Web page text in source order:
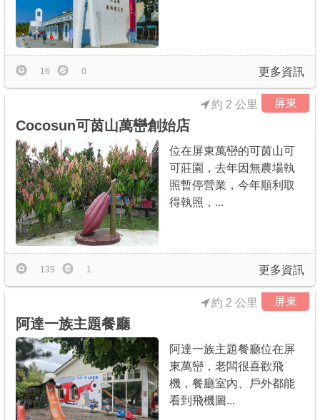
APP下載
更多資訊
16 0
屏東
約 2 公里
Cocosun可茵山萬巒創始店
位在屏東萬巒的可茵山可
可莊園，去年因無農場執
照暫停營業，今年順利取
得執照，...
更多資訊
139 1
屏東
約 2 公里
阿達一族主題餐廳
阿達一族主題餐廳位在屏
東萬巒，老闆很喜歡飛
機，餐廳室內、戶外都能
看到飛機圖...